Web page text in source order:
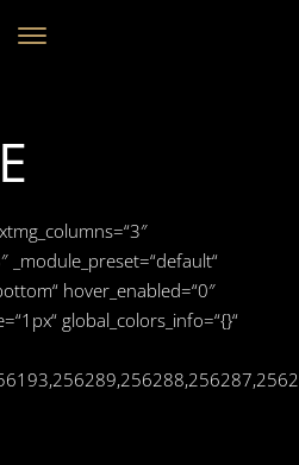
_module_preset=“default“
hover_enabled=“0″
global_colors_info=“{}“